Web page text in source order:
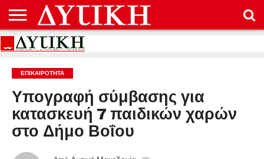
ΑΡΧΙΚΉ
ΕΠΙΚΟΙΝΩΝΊΑ
ΌΡΟΙ
ΠΡΟΣΤΑΣΊΑ
ΔΕΔΟΜΈΝΩΝ
ΕΠΙΚΑΙΡΟΤΗΤΑ
Υπογραφή σύμβασης για
κατασκευή 7 παιδικών χαρών
στο Δήμο Βοΐου